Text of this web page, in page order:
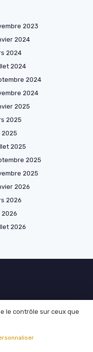
2023
2024
2024
2024
2024
2024
2025
2025
2025
2025
2025
2025
2026
2026
2026
2026
home en Bretagne
commerce
le contrôle sur ceux que